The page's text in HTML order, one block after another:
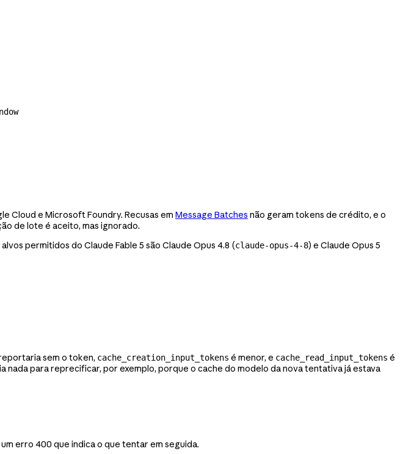
Cloud e Microsoft Foundry. Recusas em Message Batches não geram tokens de crédito, e o
de lote é aceito, mas ignorado.
permitidos do Claude Fable 5 são Claude Opus 4.8 (claude-opus-4-8) e Claude Opus 5
sem o token, cache_creation_input_tokens é menor, e cache_read_input_tokens é
nada para reprecificar, por exemplo, porque o cache do modelo da nova tentativa já estava
erro 400 que indica o que tentar em seguida.